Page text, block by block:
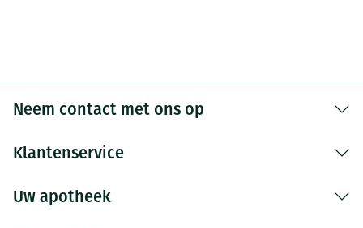
Neem contact met ons op
Klantenservice
Uw apotheek